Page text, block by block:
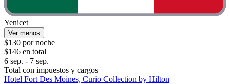
Yenicet
Ver menos
$130 por noche
$146 en total
6 sep. - 7 sep.
Total con impuestos y cargos
Hotel Fort Des Moines, Curio Collection by Hilton